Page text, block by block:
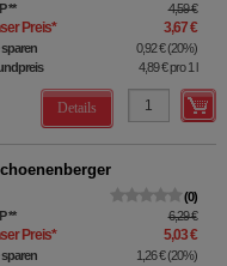
** 4,59 €
Preis* 3,67 €
sparen 0,92 €(20%)
4,89 €pro 1 l
Details
0
** 6,29 €
Preis* 5,03 €
sparen 1,26 €(20%)